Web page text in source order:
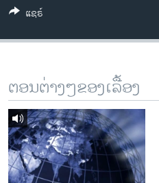
ຕິດຕາມພວກເຮົາ ທີ່
ພາສາຕ່າງໆ
ແຊຣ໌
ຕອນຕ່າງໆຂອງເລື້ອງ